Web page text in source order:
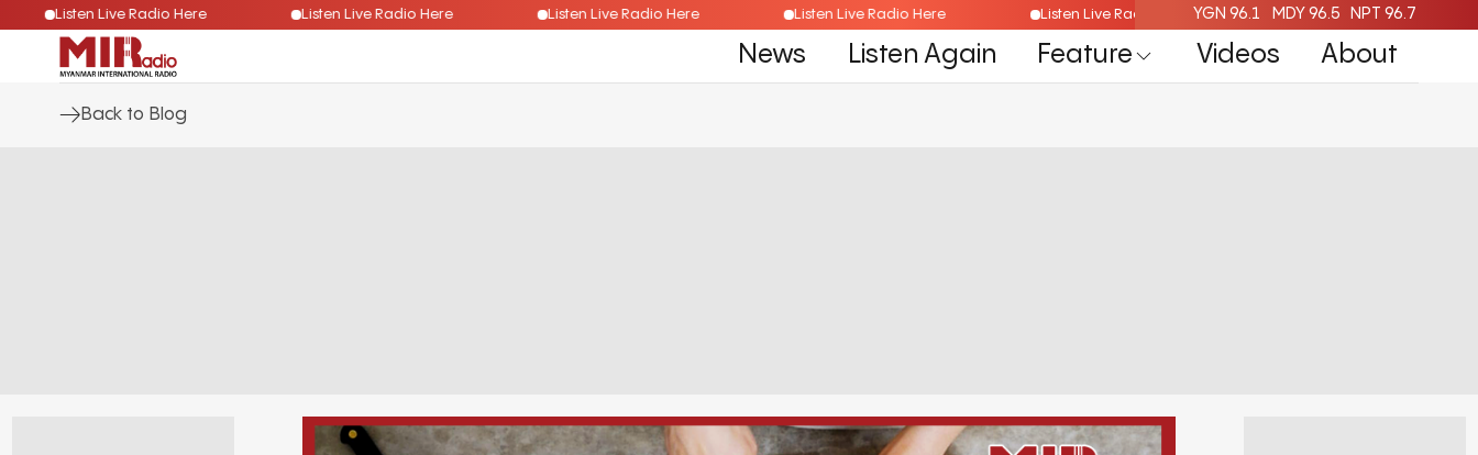
Listen Live Radio Here Listen Live Radio Here Listen Live Radio Here Listen Live Radio Here Listen Live Radio Here
YGN 96.1 MDY 96.5 NPT 96.7
News Listen Again Feature Videos About
Back to Blog